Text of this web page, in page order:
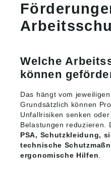
Welche
können
Das hängt vom
Grundsätzlich können
Unfallrisiken senken
Belastungen reduzieren.
PSA, Schutzkleidung,
technische
ergonomische Hilfen